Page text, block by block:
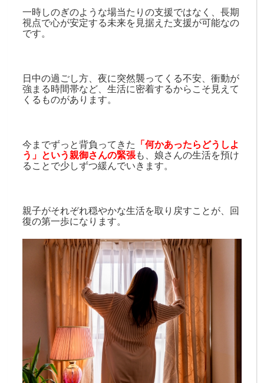
一時しのぎのような場当たりの支援ではなく、長期
視点で心が安定する未来を見据えた支援が可能なの
です。
日中の過ごし方、夜に突然襲ってくる不安、衝動が
強まる時間帯など、生活に密着するからこそ見えて
くるものがあります。
今までずっと背負ってきた
「何かあったらどうしよ
う」という親御さんの緊張も、娘さんの生活を預け
ることで少しずつ緩んでいきます。
親子がそれぞれ穏やかな生活を取り戻すことが、回
復の第一歩になります。